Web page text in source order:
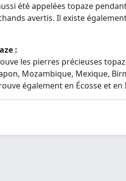
été appelées topaze
avertis. Il existe
:
les pierres précieuses
Mozambique, Mexique,
également en Écosse et en